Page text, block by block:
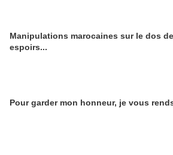
Manipulations marocaines sur le dos
espoirs...
Pour garder mon honneur, je vous